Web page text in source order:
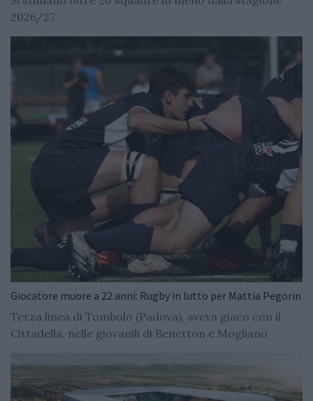
2026/27
Giocatore muore a 22 anni: Rugby in lutto per Mattia Pegorin
Terza linea di Tombolo (Padova), aveva giaco con il
Cittadella, nelle giovanili di Benetton e Mogliano